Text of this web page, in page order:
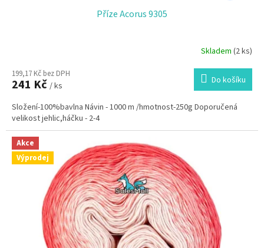
Příze Acorus 9305
Skladem (2 ks)
199,17 Kč bez DPH
241 Kč / ks Do košíku
Složení-100%bavlna Návin - 1000 m /hmotnost-250g Doporučená
velikost jehlic,háčku - 2-4
Akce
Výprodej